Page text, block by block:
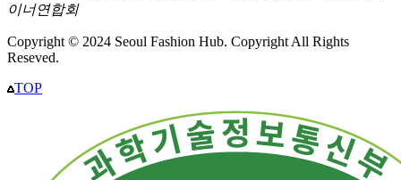
이너연합회
Copyright © 2024 Seoul Fashion Hub. Copyright All Rights
Reseved.
TOP